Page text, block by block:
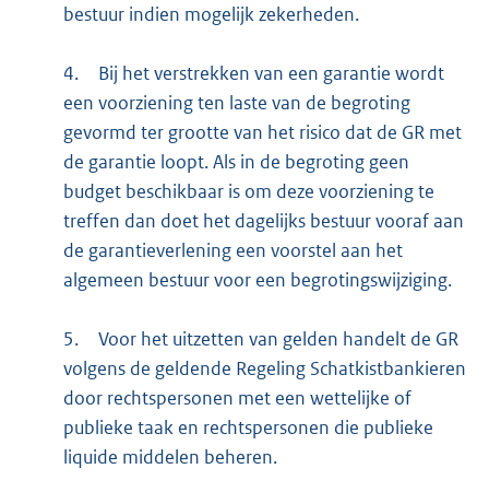
bestuur indien mogelijk zekerheden.
4.
Bij het verstrekken van een garantie wordt
een voorziening ten laste van de begroting
gevormd ter grootte van het risico dat de GR met
de garantie loopt. Als in de begroting geen
budget beschikbaar is om deze voorziening te
treffen dan doet het dagelijks bestuur vooraf aan
de garantieverlening een voorstel aan het
algemeen bestuur voor een begrotingswijziging.
5.
Voor het uitzetten van gelden handelt de GR
volgens de geldende Regeling Schatkistbankieren
door rechtspersonen met een wettelijke of
publieke taak en rechtspersonen die publieke
liquide middelen beheren.